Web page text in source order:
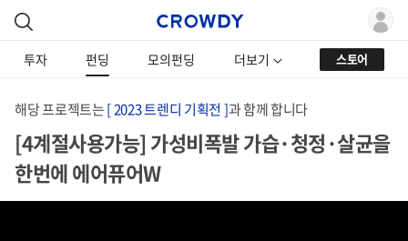
투자 펀딩 모의펀딩 더보기 스토어
해당 프로젝트는[ 2023 트렌디 기획전 ]과 함께 합니다
[4계절사용가능] 가성비폭발 가습·청정·살균을
한번에 에어퓨어W